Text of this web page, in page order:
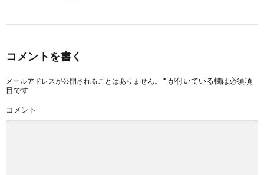
コメントを書く
メールアドレスが公開されることはありません。 *が付いている欄は必須項
目です
コメント